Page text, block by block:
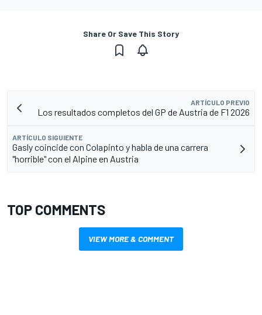
Share Or Save This Story
ARTÍCULO PREVIO
Los resultados completos del GP de Austria de F1 2026
ARTÍCULO SIGUIENTE
Gasly coincide con Colapinto y habla de una carrera
"horrible" con el Alpine en Austria
TOP COMMENTS
VIEW MORE & COMMENT